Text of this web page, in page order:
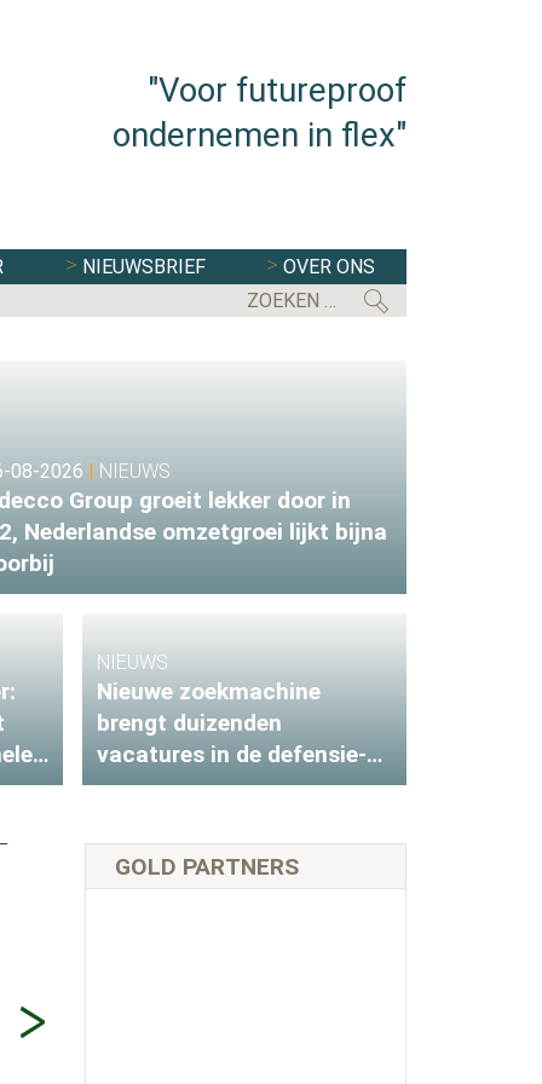
"Voor futureproof
ondernemen in flex"
NIEUWSBRIEF
OVER ONS
JAAR
08-2026 | NIEUWS
Group groeit lekker door in
Nederlandse omzetgroei lijkt bijna
NIEUWS
Nieuwe zoekmachine
brengt duizenden
vacatures in de defensie-
industrie samen
GOLD PARTNERS